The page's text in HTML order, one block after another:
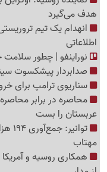
هدف می‌گیرد
انهدام یک تیم
اطلاعاتی
نوراینفو | چطور
صدابردار پیشکسوت
سناریوی ترامپ برای
محاصره در برابر
عربستان را بست
مهتاب
همکاری روسیه و